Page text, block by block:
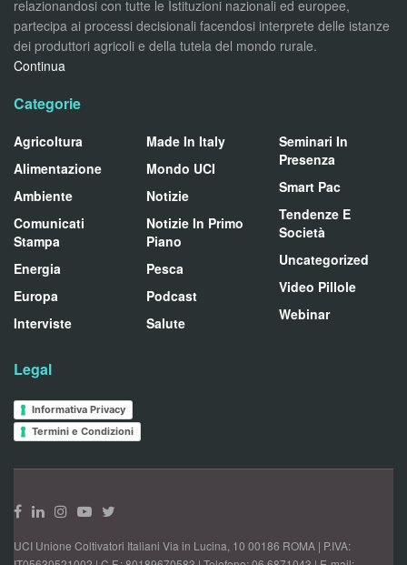
relazionandosi con tutte le Istituzioni nazionali ed europee,
partecipa ai processi decisionali facendosi interprete delle istanze
dei produttori agricoli e della tutela del mondo rurale.
Continua
Categorie
Agricoltura
Alimentazione
Ambiente
Comunicati
Stampa
Energia
Europa
Interviste
Made In Italy
Mondo UCI
Notizie
Notizie In Primo
Piano
Pesca
Podcast
Salute
Seminari In
Presenza
Smart Pac
Tendenze E
Società
Uncategorized
Video Pillole
Webinar
Legal
Informativa Privacy
Termini e Condizioni
UCI Unione Coltivatori Italiani Via in Lucina, 10 00186 ROMA | P.IVA: